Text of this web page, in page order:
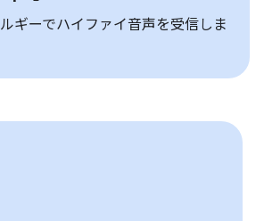
ギーでハイファイ音声を受信しま